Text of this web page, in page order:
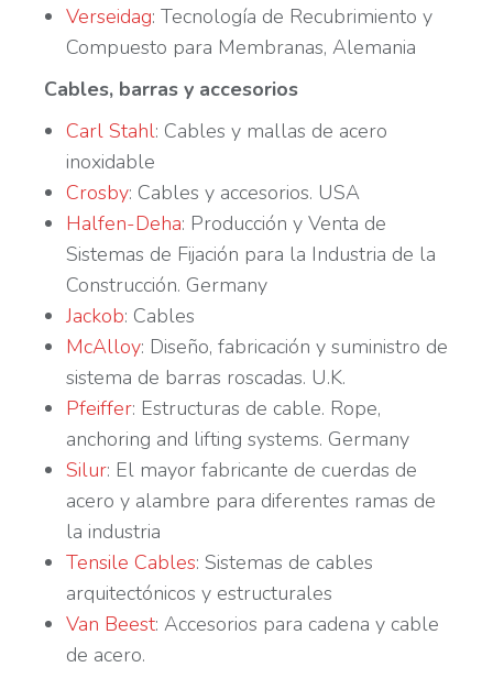
Verseidag: Tecnología de Recubrimiento y
Compuesto para Membranas, Alemania
Cables, barras y accesorios
Carl Stahl: Cables y mallas de acero
inoxidable
Crosby: Cables y accesorios. USA
Halfen-Deha: Producción y Venta de
Sistemas de Fijación para la Industria de la
Construcción. Germany
Jackob: Cables
McAlloy: Diseño, fabricación y suministro de
sistema de barras roscadas. U.K.
Pfeiffer: Estructuras de cable. Rope,
anchoring and lifting systems. Germany
Silur: El mayor fabricante de cuerdas de
acero y alambre para diferentes ramas de
la industria
Tensile Cables: Sistemas de cables
arquitectónicos y estructurales
Van Beest: Accesorios para cadena y cable
de acero.